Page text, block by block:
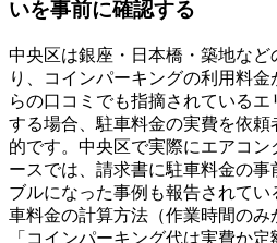
いを事前に確認する
中央区は銀座・日本橋・築地な
り、コインパーキングの利用料
らの口コミでも指摘されている
する場合、駐車料金の実費を依
的です。中央区で実際にエアコ
ースでは、請求書に駐車料金の
ブルになった事例も報告されて
車料金の計算方法（作業時間のみ
「コインパーキング代は実費か